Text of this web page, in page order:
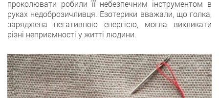
проколювати робили її небезпечним інструментом в
руках недоброзичливця. Езотерики вважали, що голка,
заряджена негативною енергією, могла викликати
різні неприємності у житті людини.